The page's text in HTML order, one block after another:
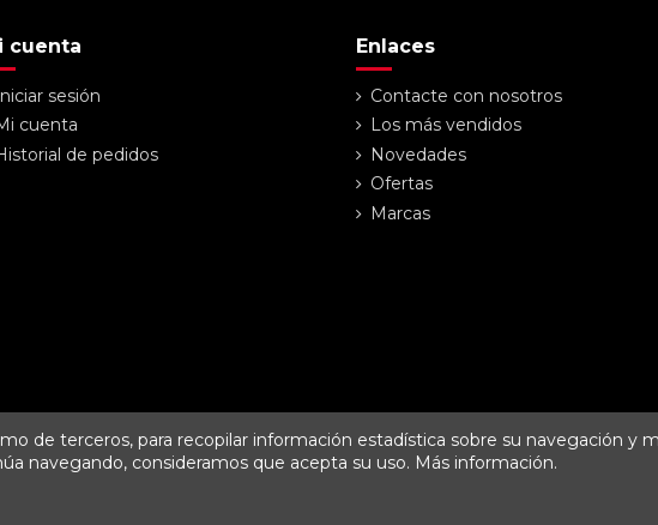
cuenta
sesión
cuenta
de pedidos
Enlaces
Contacte con nosotros
Los más vendidos
Novedades
Ofertas
Marcas
de terceros, para recopilar información estadística sobre su navegación y
navegando, consideramos que acepta su uso. Más información.